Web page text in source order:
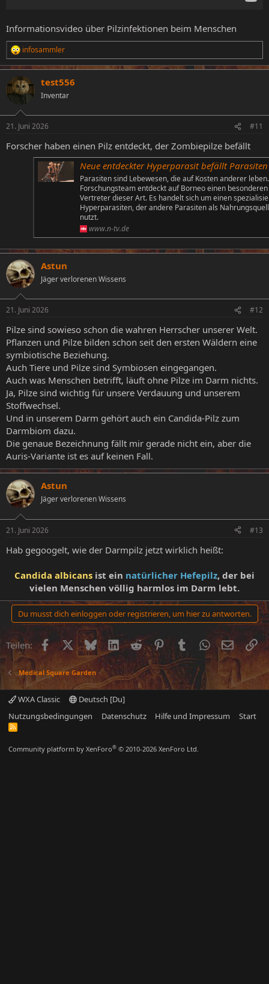
Informationsvideo über Pilzinfektionen beim Menschen
R
e
a
k
t
i
e
:
infosammler
test556
Inventar
21. Juni 2026 #11
Forscher haben einen Pilz entdeckt, der Zombiepilze befällt
Neue entdeckter Hyperparasit befällt Parasiten
Parasiten sind Lebewesen, die auf Kosten anderer
Forschungsteam entdeckt auf Borneo einen besonderen
Vertreter dieser Art. Es handelt sich um einen
Hyperparasiten, der andere Parasiten als
nutzt.
www.n-tv.de
Astun
Jäger verlorenen Wissens
21. Juni 2026 #12
Pilze sind sowieso schon die wahren Herrscher unserer Welt.
Pflanzen und Pilze bilden schon seit den ersten Wäldern eine
symbiotische Beziehung.
Auch Tiere und Pilze sind Symbiosen eingegangen.
Auch was Menschen betrifft, läuft ohne Pilze im Darm nichts.
Ja, Pilze sind wichtig für unsere Verdauung und unserem
Stoffwechsel.
Und in unserem Darm gehört auch ein Candida-Pilz zum
Darmbiom dazu.
Die genaue Bezeichnung fällt mir gerade nicht ein, aber die
Auris-Variante ist es auf keinen Fall.
Astun
Jäger verlorenen Wissens
21. Juni 2026 #13
Hab gegoogelt, wie der Darmpilz jetzt wirklich heißt:
Candida albicans ist ein natürlicher Hefepilz, der bei
vielen Menschen völlig harmlos im Darm lebt.
Du musst dich einloggen oder registrieren, um hier zu antworten.
Teilen: FacebookX (Twitter)
BlueskyLinkedIn
Reddit PinterestTumblrWhatsApp
E-Mail
Medical Square Garden
WXA Classic
Deutsch [Du]
Nutzungsbedingungen
Datenschutz Hilfe und Impressum Start
R
Community platform by XenForo® © 2010-2026 XenForo Ltd.